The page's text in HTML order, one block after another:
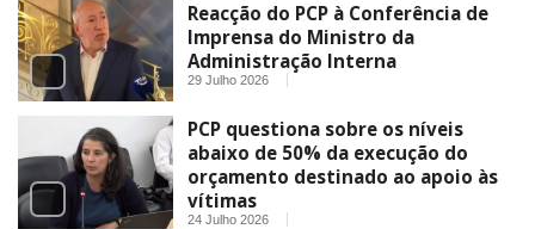
Reacção do PCP à Conferência de
Imprensa do Ministro da
Administração Interna
29 Julho 2026
PCP questiona sobre os níveis
abaixo de 50% da execução do
orçamento destinado ao apoio às
vítimas
24 Julho 2026